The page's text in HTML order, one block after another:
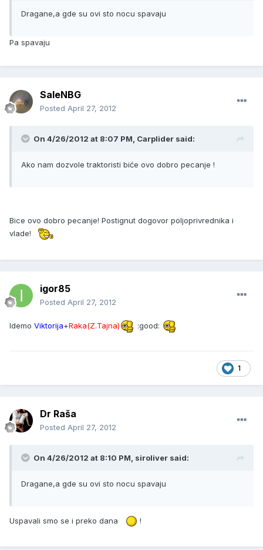
Dragane,a gde su ovi sto nocu spavaju
Pa spavaju
SaleNBG
Posted April 27, 2012
On 4/26/2012 at 8:07 PM, Carplider said:
Ako nam dozvole traktoristi biće ovo dobro pecanje !
Bice ovo dobro pecanje! Postignut dogovor poljoprivrednika i
vlade!
igor85
Posted April 27, 2012
Idemo Viktorija+Raka(Z.Tajna) :good:
1
Dr Raša
Posted April 27, 2012
On 4/26/2012 at 8:10 PM, siroliver said:
Dragane,a gde su ovi sto nocu spavaju
Uspavali smo se i preko dana !